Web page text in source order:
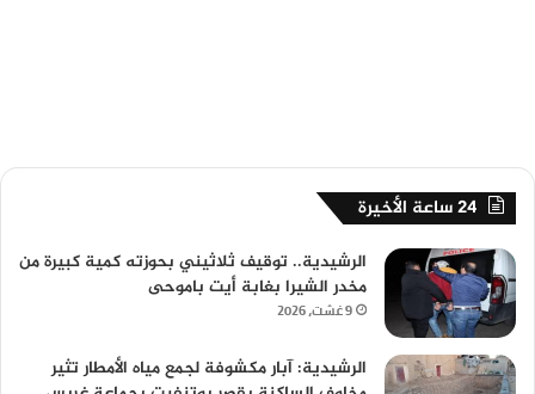
24 ساعة الأخيرة
الرشيدية.. توقيف ثلاثيني بحوزته كمية كبيرة من
مخدر الشيرا بغابة أيت باموحى
9 غشت، 2026
الرشيدية: آبار مكشوفة لجمع مياه الأمطار تثير